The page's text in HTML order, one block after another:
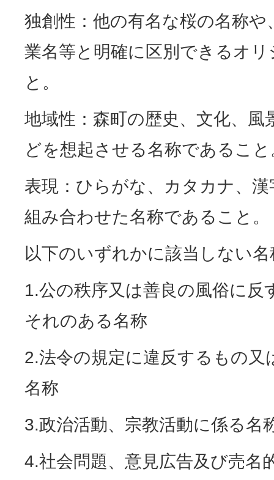
独創性：他の有名な桜の名称や
業名等と明確に区別できるオ
と。
地域性：森町の歴史、文化、風
どを想起させる名称であること
表現：ひらがな、カタカナ、
組み合わせた名称であること。
以下のいずれかに該当しない
1.公の秩序又は善良の風俗に反
それのある名称
2.法令の規定に違反するもの
名称
3.政治活動、宗教活動に係る名
4.社会問題、意見広告及び売名